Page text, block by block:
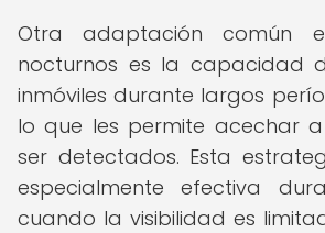
Otra adaptación común
nocturnos es la capacidad
inmóviles durante largos
lo que les permite acechar
ser detectados. Esta
especialmente efectiva
cuando la visibilidad es